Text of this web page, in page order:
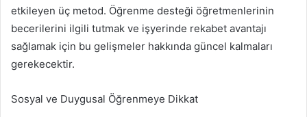
etkileyen üç metod. Öğrenme desteği öğretmenlerinin
becerilerini ilgili tutmak ve işyerinde rekabet avantajı
sağlamak için bu gelişmeler hakkında güncel kalmaları
gerekecektir.
Sosyal ve Duygusal Öğrenmeye Dikkat